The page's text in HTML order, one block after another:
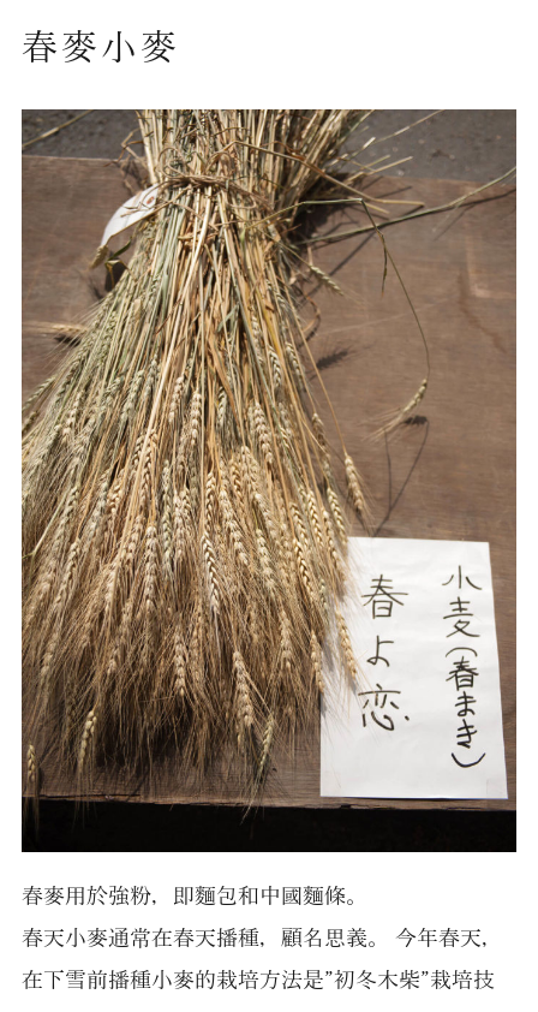
春麥小麥
春麥用於強粉，即麵包和中國麵條。
春天小麥通常在春天播種，顧名思義。 今年春天，
在下雪前播種小麥的栽培方法是”初冬木柴”栽培技